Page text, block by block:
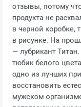
отзывы, потому
продукта не
в черной коробке,
в рисунке. На
— лубрикант
тюбик белого
одно из лучших
восстановить
мужском